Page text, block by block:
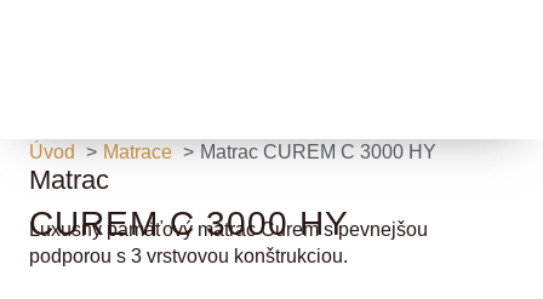
Úvod Matrace Matrac CUREM C 3000 HY
Matrac
CUREM C 3000 HY
Luxusný pamäťový matrac Curem s pevnejšou
podporou s 3 vrstvovou konštrukciou.